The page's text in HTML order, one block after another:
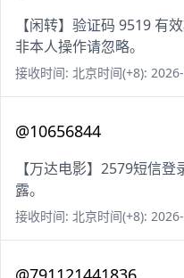
【闲转】验证码 9519 有
非本人操作请忽略。
接收时间: 北京时间(+8):
@10656844
【万达电影】2579短信
露。
接收时间: 北京时间(+8):